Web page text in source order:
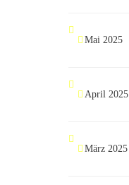
Mai 2025
April 2025
März 2025